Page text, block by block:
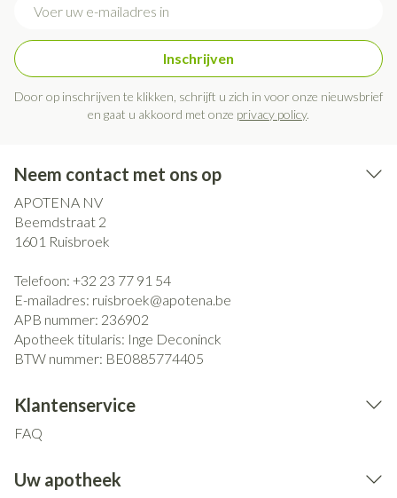
Inschrijven
Door op inschrijven te klikken, schrijft u zich in voor onze nieuwsbrief
en gaat u akkoord met onze privacy policy.
Neem contact met ons op
APOTENA NV
Beemdstraat 2
1601 Ruisbroek
Telefoon: +32 23 77 91 54
E-mailadres: ruisbroek@apotena.be
APB nummer: 236902
Apotheek titularis: Inge Deconinck
BTW nummer: BE0885774405
Klantenservice
FAQ
Uw apotheek